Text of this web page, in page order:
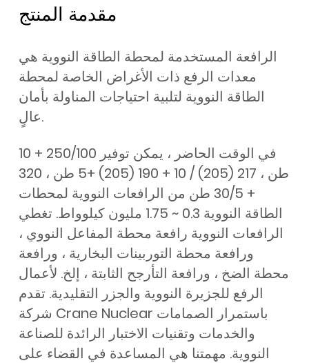
مقدمة المنتج
الرافعة المستخدمة لمحطة الطاقة النووية هي
معدات الرفع ذات الأغراض الخاصة لمحطة
الطاقة النووية لتلبية احتياجات المناولة بأمان
عالٍ.
في الوقت الحاضر ، يمكن توفير 250/100 + 10
طن ، 217 (205) / 10 + 190 (205) +5 طن ، 320
+ 30/5 طن من الرافعات النووية لمحطات
الطاقة النووية 0.3 ~ 1.75 مليون كيلوواط. تغطي
الرافعات النووية رافعة محطة المفاعل النووي ،
ورافعة محطة التوربينات البخارية ، ورافعة
محطة الضخ ، ورافعة التأرجح الثابتة ، إلخ. لأعمال
الرفع للجزيرة النووية والجزر التقليدية. تقدم
شركة Crane Nuclear باستمرار الصمامات
والخدمات وتقنيات الاختبار الرائدة للصناعة
النووية. مهمتنا هي المساعدة في القضاء على